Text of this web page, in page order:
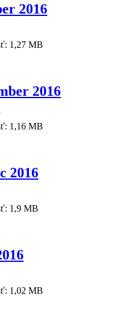
2016
1,27 MB
2016
1,16 MB
2016
1,9 MB
1,02 MB